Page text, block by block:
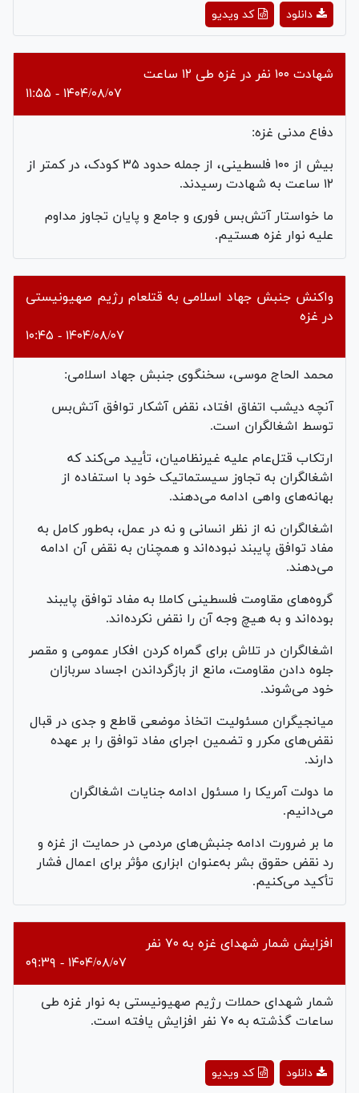
Video
کد ویدیو دانلود
شهادت ۱۰۰ نفر در غزه طی ۱۲ ساعت
۱۴۰۴/۰۸/۰۷ - ۱۱:۵۵
دفاع مدنی غزه:
بیش از ۱۰۰ فلسطینی، از جمله حدود ۳۵ کودک، در کمتر از
۱۲ ساعت به شهادت رسیدند.
ما خواستار آتش‌بس فوری و جامع و پایان تجاوز مداوم
علیه نوار غزه هستیم.
واکنش جنبش جهاد اسلامی به قتل‎عام رژیم صهیونیستی
در غزه
۱۴۰۴/۰۸/۰۷ - ۱۰:۴۵
محمد الحاج موسی، سخنگوی جنبش جهاد اسلامی:
آنچه دیشب اتفاق افتاد، نقض آشکار توافق آتش‌بس
توسط اشغالگران است.
ارتکاب قتل‌عام علیه غیرنظامیان، تأیید می‌کند که
اشغالگران به تجاوز سیستماتیک خود با استفاده از
بهانه‌های واهی ادامه می‌دهند.
اشغالگران نه از نظر انسانی و نه در عمل، به‌طور کامل به
مفاد توافق پایبند نبوده‌اند و همچنان به نقض آن ادامه
می‌دهند.
گروه‌های مقاومت فلسطینی کاملا به مفاد توافق پایبند
بوده‌اند و به هیچ وجه آن را نقض نکرده‌اند.
اشغالگران در تلاش برای گمراه کردن افکار عمومی و مقصر
جلوه دادن مقاومت، مانع از بازگرداندن اجساد سربازان
خود می‌شوند.
میانجیگران مسئولیت اتخاذ موضعی قاطع و جدی در قبال
نقض‌های مکرر و تضمین اجرای مفاد توافق را بر عهده
دارند.
ما دولت آمریکا را مسئول ادامه جنایات اشغالگران
می‌دانیم.
ما بر ضرورت ادامه جنبش‌های مردمی در حمایت از غزه و
رد نقض حقوق بشر به‌عنوان ابزاری مؤثر برای اعمال فشار
تأکید می‌کنیم.
افزایش شمار شهدای غزه به ۷۰ نفر
۱۴۰۴/۰۸/۰۷ - ۰۹:۳۹
شمار شهدای حملات رژیم صهیونیستی به نوار غزه طی
ساعات گذشته به ۷۰ نفر افزایش یافته است.
Playکد ویدیو دانلود